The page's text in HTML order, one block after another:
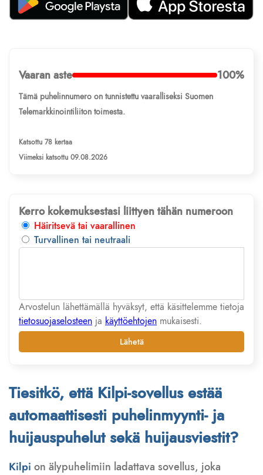
Vaaran aste 100%
Tämä puhelinnumero on tunnistettu vaaralliseksi Suomen
Telemarkkinointiliiton toimesta.
Katsottu 78 kertaa
Viimeksi katsottu 09.08.2026
Kerro kokemuksestasi liittyen tähän numeroon
Häiritsevä tai vaarallinen
Turvallinen tai neutraali
Arvostelun lähettämällä hyväksyt, että käsittelemme tietoja
tietosuojaselosteen ja käyttöehtojen mukaisesti.
Lähetä
Tiesitkö, että Kilpi-sovellus estää
automaattisesti puhelinmyynti- ja
huijauspuhelut sekä huijausviestit?
Kilpi on älypuhelimiin ladattava sovellus, joka